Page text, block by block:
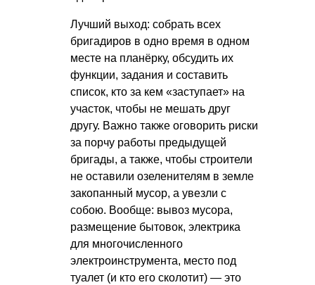
Лучший выход: собрать всех
бригадиров в одно время в одном
месте на планёрку, обсудить их
функции, задания и составить
список, кто за кем «заступает» на
участок, чтобы не мешать друг
другу. Важно также оговорить риски
за порчу работы предыдущей
бригады, а также, чтобы строители
не оставили озеленителям в земле
закопанный мусор, а увезли с
собою. Вообще: вывоз мусора,
размещение бытовок, электрика
для многочисленного
электроинструмента, место под
туалет (и кто его сколотит) — это